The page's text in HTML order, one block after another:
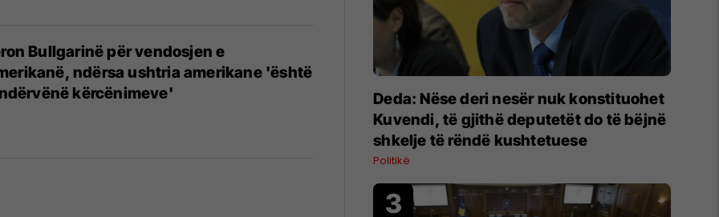
Bullgarinë për vendosjen e
ndërsa ushtria amerikane 'është
kërcënimeve'
Deda: Nëse deri nesër nuk konstituohet
Kuvendi, të gjithë deputetët do të bëjnë
shkelje të rëndë kushtetuese
Politikë